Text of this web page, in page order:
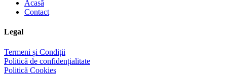
Acasă
Contact
Legal
Termeni și Condiții
Politică de confidențialitate
Politică Cookies